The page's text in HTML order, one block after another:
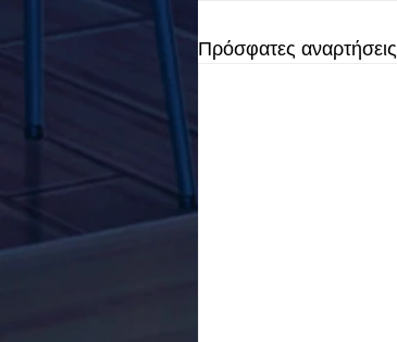
Πρόσφατες αναρτήσεις